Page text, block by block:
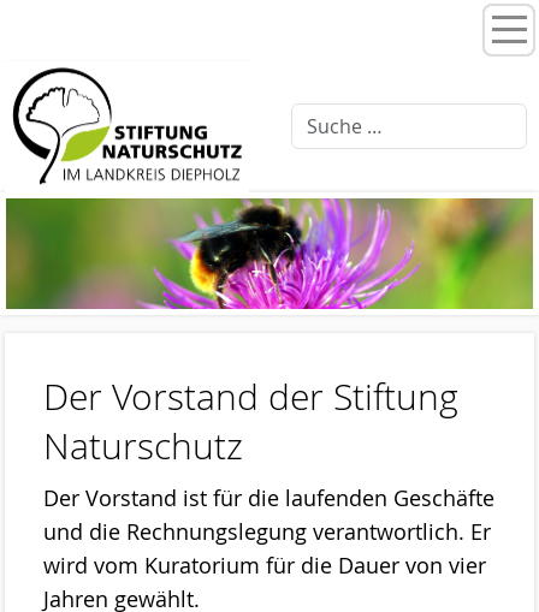
Home
Stiftungsprogramme
Moorentwicklung 3.0
Schlattprogramm
Fließgewässerrenaturierung
Ellernbäke
Brammer Bach
Feuchtwiesenpflege
Artenschutz
Stemweder Berg
Der Vorstand der Stiftung
Naturschutz
Der Vorstand ist für die laufenden Geschäfte
und die Rechnungslegung verantwortlich. Er
wird vom Kuratorium für die Dauer von vier
Jahren gewählt.